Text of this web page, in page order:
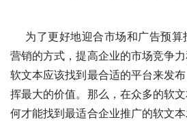
为了更好地迎合市场和广告预算
营销的方式，提高企业的市场竞争
软文本应该找到最合适的平台来发
挥最大的价值。那么，在众多的软
何才能找到最适合企业推广的软文